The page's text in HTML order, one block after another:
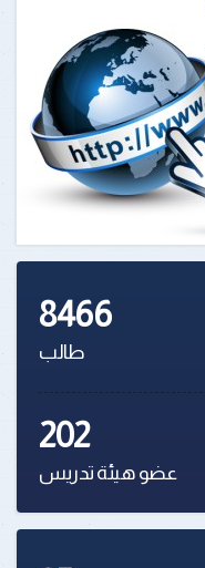
8466
طالب
202
عضو هيئة تدريس